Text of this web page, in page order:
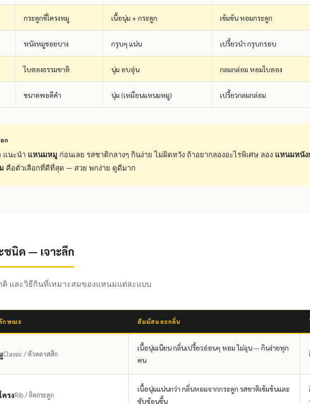
กระดูกซี่โครงหมู เนื้อนุ่ม + กระดูก เข้มข้น หอมกระดูก
หนังหมูซอยบาง กรุบๆ แน่น เปรี้ยวนำ กรุบกรอบ
ใบตองธรรมชาติ นุ่ม อบอุ่น กลมกล่อม หอมใบตอง
ขนาดพอดีคำ นุ่ม (เหมือนแหนมหมู) เปรี้ยวกลมกล่อม
ก
แนะนำ แหนมหมู ก่อนเลย รสชาติกลางๆ กินง่าย ไม่ผิดหวัง ถ้าอยากลองอะไรพิเศษ ลอง แหนมหนัง
คือตัวเลือกที่ดีที่สุด — สวย พกง่าย ดูดีมาก
ชนิด — เจาะลึก
และวิธีกินที่เหมาะสมของแหนมแต่ละแบบ
กษณะ สัมผัสและกลิ่น
Classic / ตัวคลาสสิก
เนื้อนุ่มเนียน กลิ่นเปรี้ยวอ่อนๆ หอม ไม่ฉุน — กินง่ายทุก
คน
รงRib / ติดกระดูก
เนื้อนุ่มแน่นกว่า กลิ่นหอมจากกระดูก รสชาติเข้มข้นและ
ซับซ้อนขึ้น